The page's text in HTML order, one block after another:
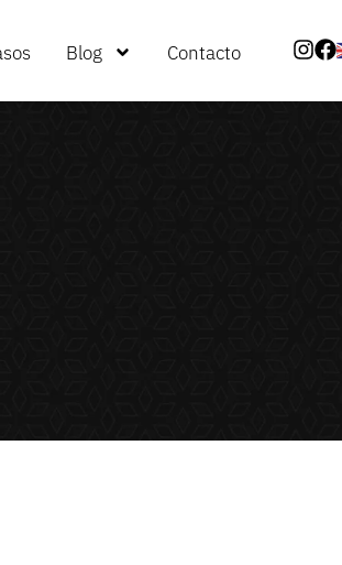
Blog Contacto